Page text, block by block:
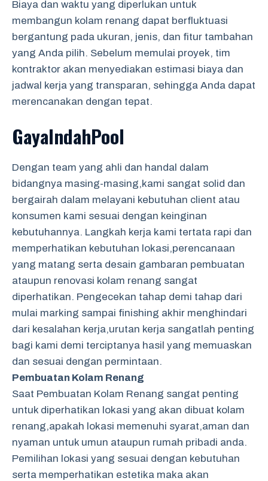
Biaya dan waktu yang diperlukan untuk
membangun kolam renang dapat berfluktuasi
bergantung pada ukuran, jenis, dan fitur tambahan
yang Anda pilih. Sebelum memulai proyek, tim
kontraktor akan menyediakan estimasi biaya dan
jadwal kerja yang transparan, sehingga Anda dapat
merencanakan dengan tepat.
GayaIndahPool
Dengan team yang ahli dan handal dalam
bidangnya masing-masing,kami sangat solid dan
bergairah dalam melayani kebutuhan client atau
konsumen kami sesuai dengan keinginan
kebutuhannya. Langkah kerja kami tertata rapi dan
memperhatikan kebutuhan lokasi,perencanaan
yang matang serta desain gambaran pembuatan
ataupun renovasi kolam renang sangat
diperhatikan. Pengecekan tahap demi tahap dari
mulai marking sampai finishing akhir menghindari
dari kesalahan kerja,urutan kerja sangatlah penting
bagi kami demi terciptanya hasil yang memuaskan
dan sesuai dengan permintaan.
Pembuatan Kolam Renang
Saat Pembuatan Kolam Renang sangat penting
untuk diperhatikan lokasi yang akan dibuat kolam
renang,apakah lokasi memenuhi syarat,aman dan
nyaman untuk umun ataupun rumah pribadi anda.
Pemilihan lokasi yang sesuai dengan kebutuhan
serta memperhatikan estetika maka akan